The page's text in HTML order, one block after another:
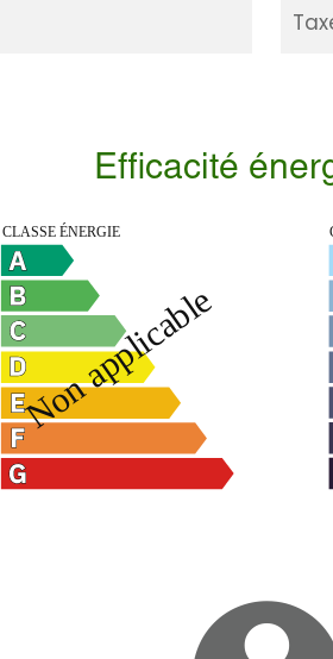
Efficacité